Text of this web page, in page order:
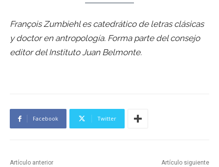
François Zumbiehl es catedrático de letras clásicas
y doctor en antropología. Forma parte del consejo
editor del Instituto Juan Belmonte.
Facebook Twitter
Artículo anterior Artículo siguiente